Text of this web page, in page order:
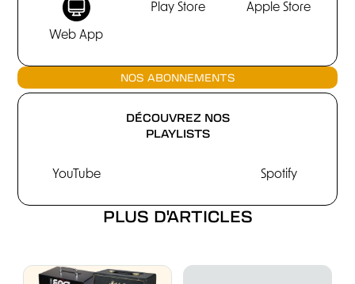
Web App
Play Store Apple Store
NOS ABONNEMENTS
DÉCOUVREZ NOS
PLAYLISTS
YouTube Spotify
PLUS D'ARTICLES